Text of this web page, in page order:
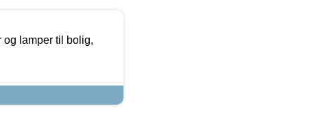
og lamper til bolig,